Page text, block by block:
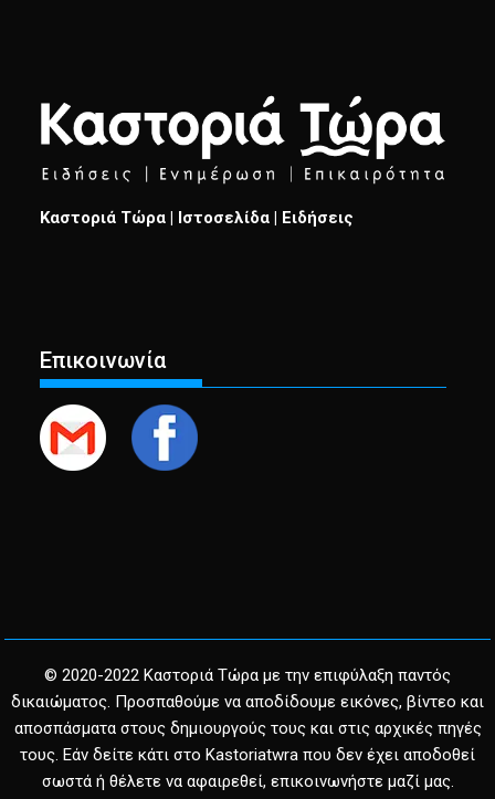
Καστοριά Τώρα | Ιστοσελίδα | Ειδήσεις
Επικοινωνία
© 2020-2022 Καστοριά Τώρα με την επιφύλαξη παντός
δικαιώματος. Προσπαθούμε να αποδίδουμε εικόνες, βίντεο και
αποσπάσματα στους δημιουργούς τους και στις αρχικές πηγές
τους. Εάν δείτε κάτι στο Kastoriatwra που δεν έχει αποδοθεί
σωστά ή θέλετε να αφαιρεθεί, επικοινωνήστε μαζί μας.